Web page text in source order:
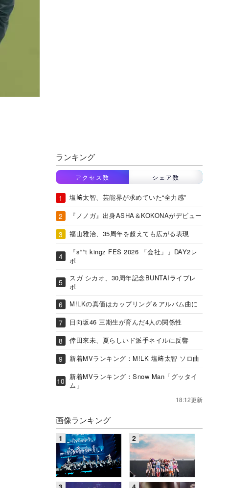
ランキング
アクセス数 シェア数
塩﨑太智、芸能界が求めていた“全力感”
『ノノガ』出身ASHA＆KOKONAがデビュー
福山雅治、35周年を超えても広がる表現
『s**t kingz FES 2026 「会社」』DAY2レ
ポ
スガ シカオ、30周年記念BUNTAIライブレ
ポ
M!LKの真価はカップリング＆アルバム曲に
日向坂46 三期生が育んだ4人の関係性
倖田來未、夏らしいド派手ネイルに反響
新着MVランキング：M!LK 塩﨑太智 ソロ曲
新着MVランキング：Snow Man「グッタイ
ム」
18:12更新
画像ランキング